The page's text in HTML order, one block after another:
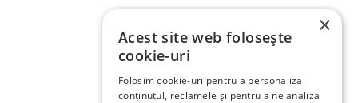
×
Acest site web folosește
cookie-uri
Folosim cookie-uri pentru a personaliza
conținutul, reclamele și pentru a ne analiza